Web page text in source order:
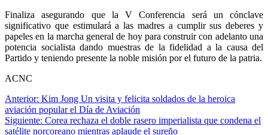
Finaliza asegurando que la V Conferencia será un cónclave
significativo que estimulará a las madres a cumplir sus deberes y
papeles en la marcha general de hoy para construir con adelanto una
potencia socialista dando muestras de la fidelidad a la causa del
Partido y teniendo presente la noble misión por el futuro de la patria.
ACNC
Navegación
de
Anterior: Kim Jong Un visita y felicita soldados de la heroica
aviación popular el Día de Aviación
Siguiente: Corea rechaza el doble rasero imperialista que condena el
satélite norcoreano mientras aplaude el sureño